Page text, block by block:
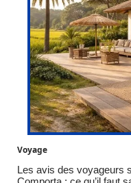
Voyage
Les avis des voyageurs